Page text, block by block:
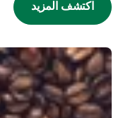
اكتشف المزيد